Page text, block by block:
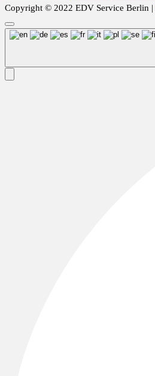
Copyright © 2022 EDV Service Berlin |